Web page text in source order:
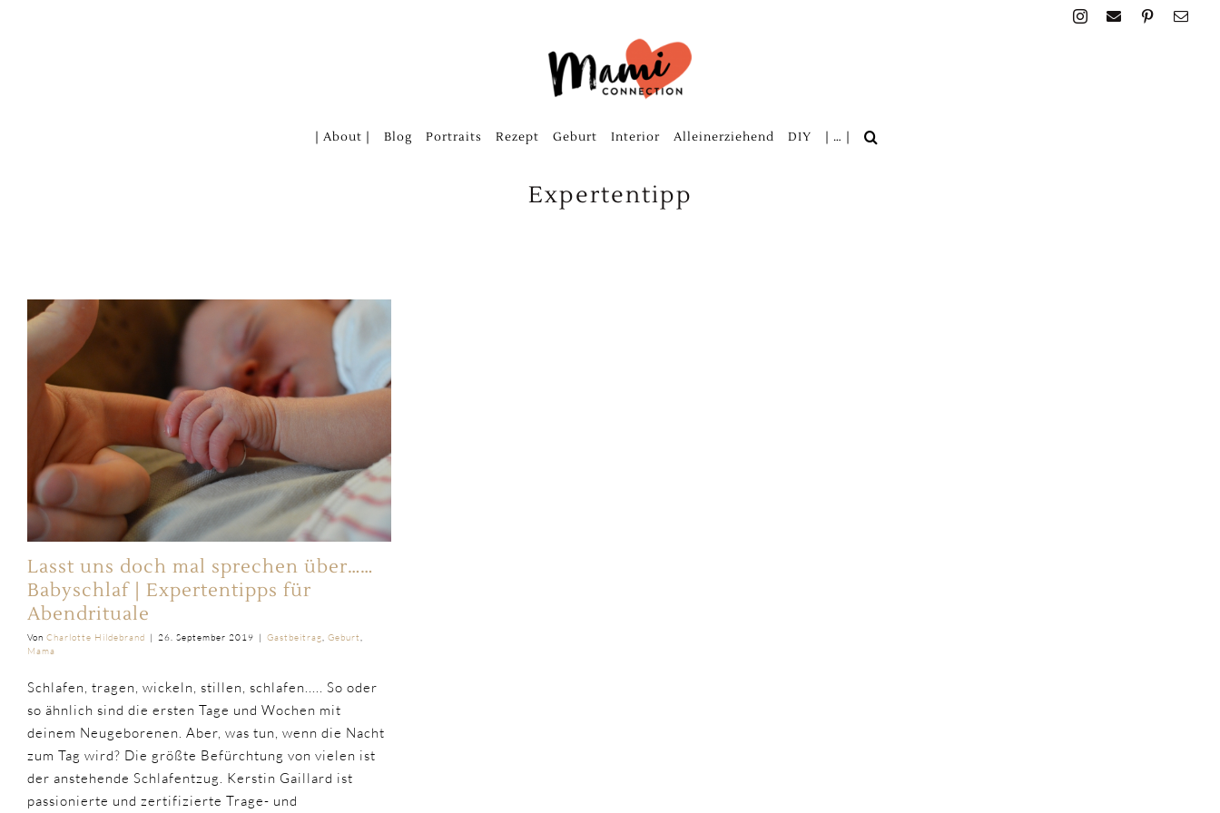
| About | Blog Portraits Rezept Geburt Interior Alleinerziehend DIY | … |
Expertentipp
Lasst uns doch mal sprechen über……
Babyschlaf | Expertentipps für
Abendrituale
Von Charlotte Hildebrand | 26. September 2019 | Gastbeitrag, Geburt,
Mama
Schlafen, tragen, wickeln, stillen, schlafen..... So oder
so ähnlich sind die ersten Tage und Wochen mit
deinem Neugeborenen. Aber, was tun, wenn die Nacht
zum Tag wird? Die größte Befürchtung von vielen ist
der anstehende Schlafentzug. Kerstin Gaillard ist
passionierte und zertifizierte Trage- und